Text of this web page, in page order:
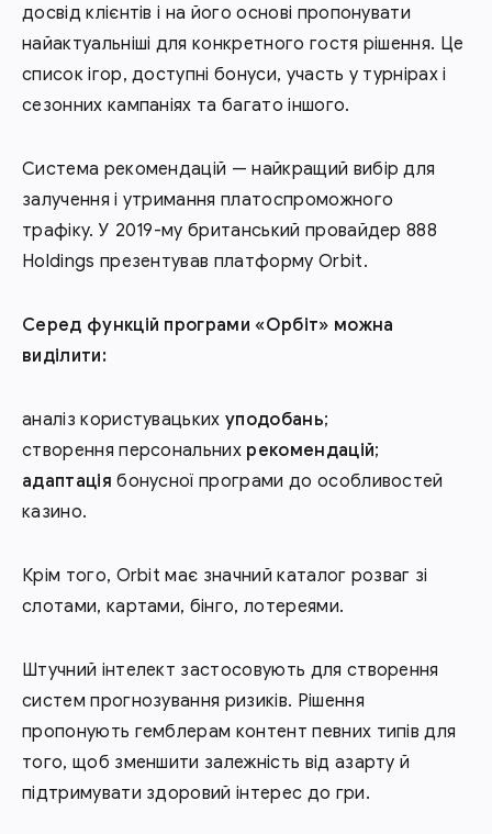
досвід клієнтів і на його основі пропонувати
найактуальніші для конкретного гостя рішення. Це
список ігор, доступні бонуси, участь у турнірах і
сезонних кампаніях та багато іншого.
Система рекомендацій — найкращий вибір для
залучення і утримання платоспроможного
трафіку. У 2019-му британський провайдер 888
Holdings презентував платформу Orbit.
Серед функцій програми «Орбіт» можна
виділити:
аналіз користувацькихуподобань;
створення персональних рекомендацій;
адаптація бонусної програми до особливостей
казино.
Крім того, Orbit має значний каталог розваг зі
слотами, картами, бінго, лотереями.
Штучний інтелект застосовують для створення
систем прогнозування ризиків. Рішення
пропонують гемблерам контент певних типів для
того, щоб зменшити залежність від азарту й
підтримувати здоровий інтерес до гри.